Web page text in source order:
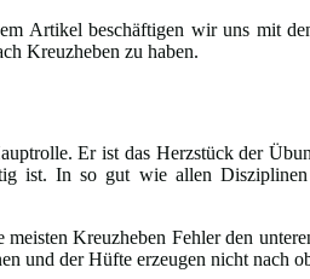
Artikel beschäftigen wir uns mit
Kreuzheben zu haben.
Er ist das Herzstück der
ist. In so gut wie allen
Kreuzheben Fehler den
und der Hüfte erzeugen nicht nach